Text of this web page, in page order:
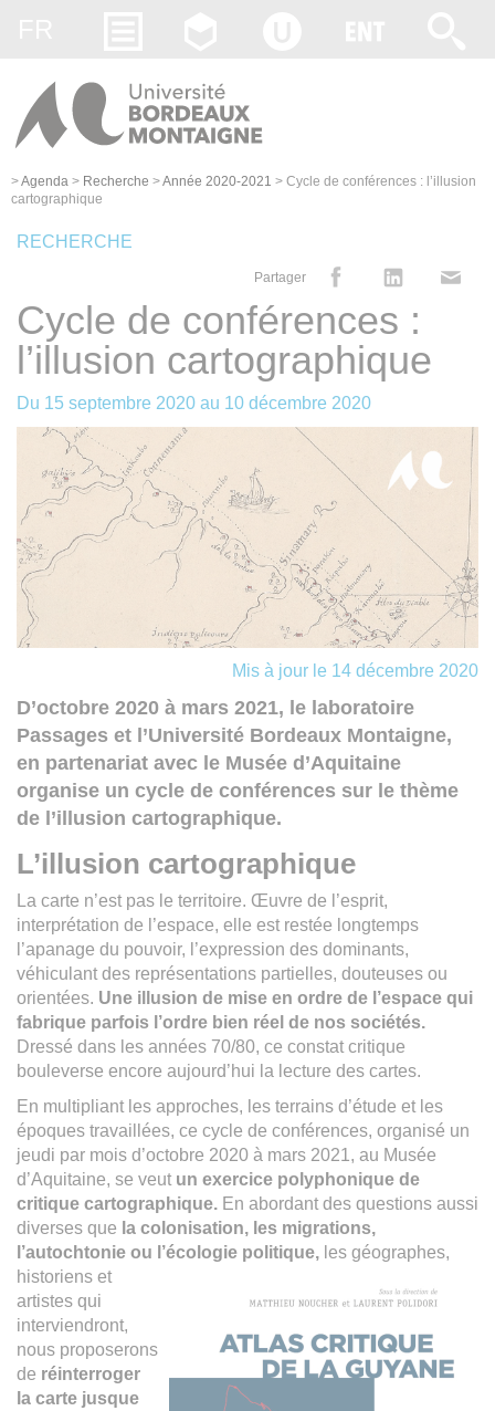
>Agenda > Recherche >Année 2020-2021 > Cycle de conférences : l’illusion
cartographique
RECHERCHE
Partager
Cycle de conférences :
l’illusion cartographique
Du 15 septembre 2020 au 10 décembre 2020
Mis à jour le 14 décembre 2020
D’octobre 2020 à mars 2021, le laboratoire
Passages et l’Université Bordeaux Montaigne,
en partenariat avec le Musée d’Aquitaine
organise un cycle de conférences sur le thème
de l’illusion cartographique.
L’illusion cartographique
La carte n’est pas le territoire. Œuvre de l’esprit,
interprétation de l’espace, elle est restée longtemps
l’apanage du pouvoir, l’expression des dominants,
véhiculant des représentations partielles, douteuses ou
orientées. Une illusion de mise en ordre de l’espace qui
fabrique parfois l’ordre bien réel de nos sociétés.
Dressé dans les années 70/80, ce constat critique
bouleverse encore aujourd’hui la lecture des cartes.
En multipliant les approches, les terrains d’étude et les
époques travaillées, ce cycle de conférences, organisé un
jeudi par mois d’octobre 2020 à mars 2021, au Musée
d’Aquitaine, se veut un exercice polyphonique de
critique cartographique. En abordant des questions aussi
diverses que la colonisation, les migrations,
l’autochtonie ou l’écologie politique, les géographes,
historiens et
artistes qui
interviendront,
nous proposerons
de réinterroger
la carte jusque